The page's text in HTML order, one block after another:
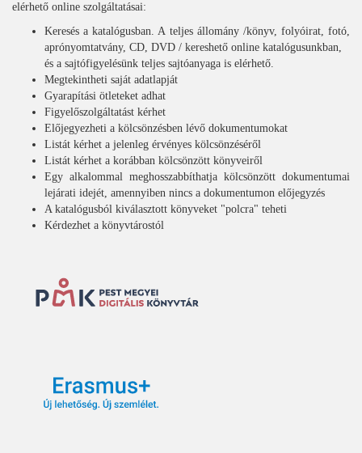
elérhető online szolgáltatásai:
Keresés a katalógusban. A teljes állomány /könyv, folyóirat, fotó,
aprónyomtatvány, CD, DVD / kereshető online katalógusunkban,
és a sajtófigyelésünk teljes sajtóanyaga is elérhető.
Megtekintheti saját adatlapját
Gyarapítási ötleteket adhat
Figyelőszolgáltatást kérhet
Előjegyezheti a kölcsönzésben lévő dokumentumokat
Listát kérhet a jelenleg érvényes kölcsönzéséről
Listát kérhet a korábban kölcsönzött könyveiről
Egy alkalommal meghosszabbíthatja kölcsönzött dokumentumai
lejárati idejét, amennyiben nincs a dokumentumon előjegyzés
A katalógusból kiválasztott könyveket "polcra" teheti
Kérdezhet a könyvtárostól